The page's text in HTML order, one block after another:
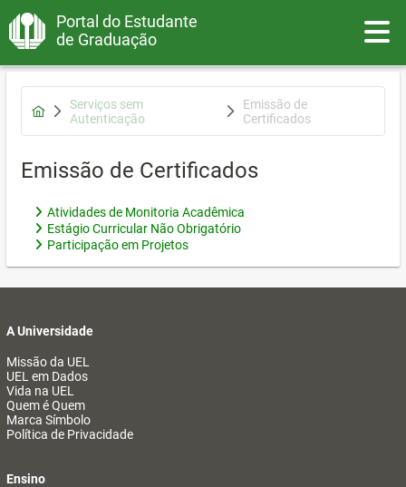
Portal do Estudante
de Graduação
Serviços sem
Autenticação
Emissão de
Certificados
Emissão de Certificados
Atividades de Monitoria Acadêmica
Estágio Curricular Não Obrigatório
Participação em Projetos
A Universidade
Missão da UEL
UEL em Dados
Vida na UEL
Quem é Quem
Marca Símbolo
Política de Privacidade
Ensino